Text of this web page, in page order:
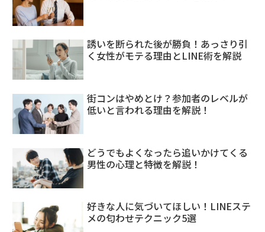
誘いを断られた後が勝負！あっさり引
く女性がモテる理由とLINE術を解説
街コンはやめとけ？参加者のレベルが
低いと言われる理由を解説！
どうでもよくなったら追いかけてくる
男性の心理と特徴を解説！
好きな人に気づいてほしい！LINEステ
メの匂わせテクニック5選